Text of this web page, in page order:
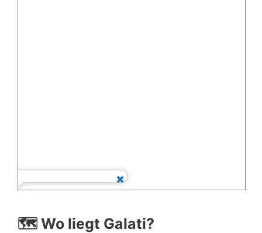
🗺️ Wo liegt Galati?